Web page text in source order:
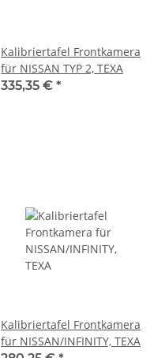
Kalibriertafel Frontkamera
für NISSAN TYP 2, TEXA
335,35 € *
Kalibriertafel Frontkamera
für NISSAN/INFINITY, TEXA